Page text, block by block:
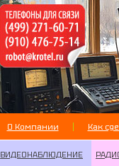
О Компании Как
ВИДЕОНАБЛЮДЕНИЕ